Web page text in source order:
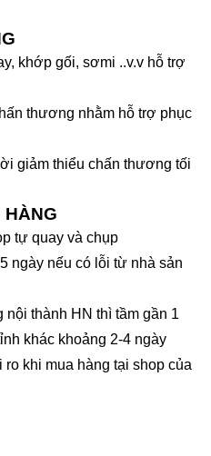
khớp gối, sơmi ..v.v hỗ trợ
thương nhằm hỗ trợ phục
giảm thiểu chấn thương tối
HÀNG
tự quay và chụp
ngày nếu có lỗi từ nhà sản
thành HN thì tầm gần 1
khác khoảng 2-4 ngày
khi mua hàng tại shop của